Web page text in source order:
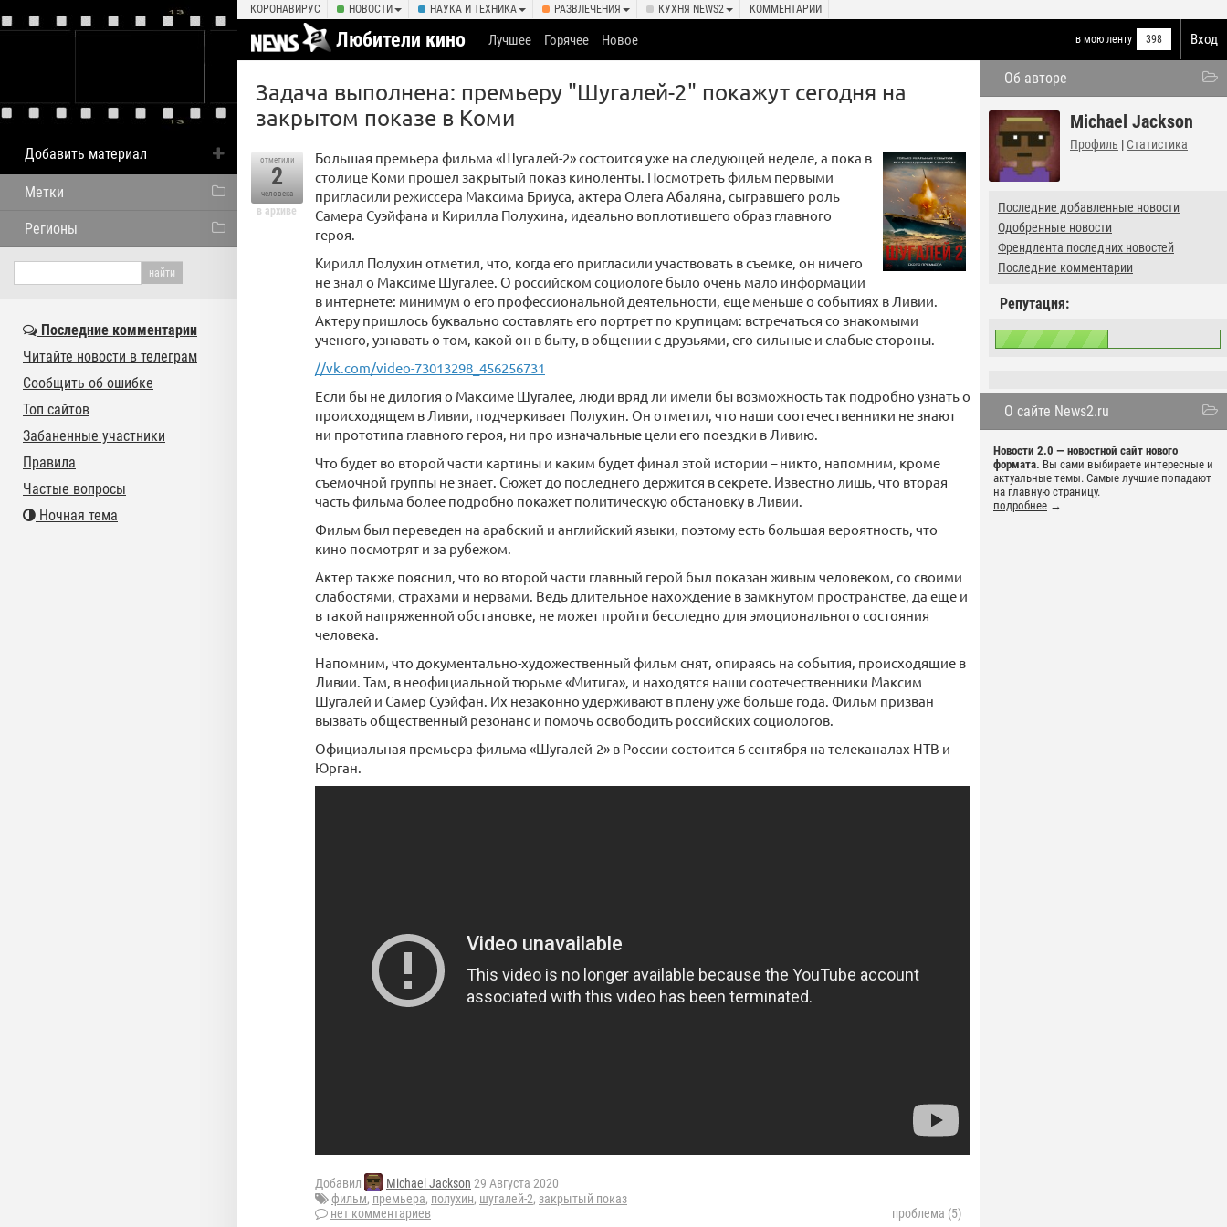
КОРОНАВИРУС НОВОСТИ НАУКА И ТЕХНИКА РАЗВЛЕЧЕНИЯ КУХНЯ NEWS2 КОММЕНТАРИИ
Вход
Любители кино в мою ленту 398
Лучшее Горячее Новое
Об авторе
Michael Jackson
Профиль | Статистика
Последние добавленные новости
Одобренные новости
Френдлента последних новостей
Последние комментарии
Репутация:
О сайте News2.ru
Новости 2.0 — новостной сайт нового
формата. Вы сами выбираете интересные и
актуальные темы. Самые лучшие попадают
на главную страницу.
подробнее →
Задача выполнена: премьеру "Шугалей-2" покажут сегодня на
закрытом показе в Коми
отметили
2
человека
в архиве
Большая премьера фильма «Шугалей-2» состоится уже на следующей неделе, а пока в
столице Коми прошел закрытый показ киноленты. Посмотреть фильм первыми
пригласили режиссера Максима Бриуса, актера Олега Абаляна, сыгравшего роль
Самера Суэйфана и Кирилла Полухина, идеально воплотившего образ главного
героя.
Кирилл Полухин отметил, что, когда его пригласили участвовать в съемке, он ничего
не знал о Максиме Шугалее. О российском социологе было очень мало информации
в интернете: минимум о его профессиональной деятельности, еще меньше о событиях в Ливии.
Актеру пришлось буквально составлять его портрет по крупицам: встречаться со знакомыми
ученого, узнавать о том, какой он в быту, в общении с друзьями, его сильные и слабые стороны.
//vk.com/video-73013298_456256731
Если бы не дилогия о Максиме Шугалее, люди вряд ли имели бы возможность так подробно узнать о
происходящем в Ливии, подчеркивает Полухин. Он отметил, что наши соотечественники не знают
ни прототипа главного героя, ни про изначальные цели его поездки в Ливию.
Что будет во второй части картины и каким будет финал этой истории – никто, напомним, кроме
съемочной группы не знает. Сюжет до последнего держится в секрете. Известно лишь, что вторая
часть фильма более подробно покажет политическую обстановку в Ливии.
Фильм был переведен на арабский и английский языки, поэтому есть большая вероятность, что
кино посмотрят и за рубежом.
Актер также пояснил, что во второй части главный герой был показан живым человеком, со своими
слабостями, страхами и нервами. Ведь длительное нахождение в замкнутом пространстве, да еще и
в такой напряженной обстановке, не может пройти бесследно для эмоционального состояния
человека.
Напомним, что документально-художественный фильм снят, опираясь на события, происходящие в
Ливии. Там, в неофициальной тюрьме «Митига», и находятся наши соотечественники Максим
Шугалей и Самер Суэйфан. Их незаконно удерживают в плену уже больше года. Фильм призван
вызвать общественный резонанс и помочь освободить российских социологов.
Официальная премьера фильма «Шугалей-2» в России состоится 6 сентября на телеканалах НТВ и
Юрган.
Добавил Michael Jackson 29 Августа 2020
фильм, премьера, полухин, шугалей-2, закрытый показ
нет комментариев
проблема (5)
Добавить материал
Метки
Регионы
Последние комментарии
Читайте новости в телеграм
Сообщить об ошибке
Топ сайтов
Забаненные участники
Правила
Частые вопросы
Ночная тема